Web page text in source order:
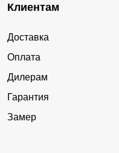
Клиентам
Доставка
Оплата
Дилерам
Гарантия
Замер